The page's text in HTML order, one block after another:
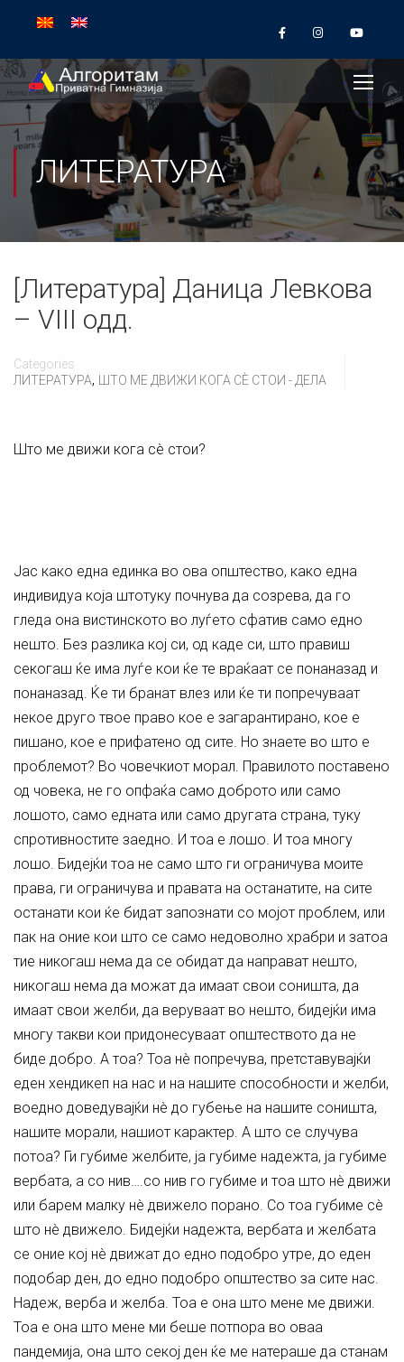
ЛИТЕРАТУРА
[Литература] Даница Левкова
– VIII одд.
Categories
ЛИТЕРАТУРА, ШТО МЕ ДВИЖИ КОГА СÈ СТОИ - ДЕЛА
Што ме движи кога сè стои?
Јас како една единка во ова општество, како една
индивидуа која штотуку почнува да созрева, да го
гледа она вистинското во луѓето сфатив само едно
нешто. Без разлика кој си, од каде си, што правиш
секогаш ќе има луѓе кои ќе те враќаат се понаназад и
понаназад. Ќе ти бранат влез или ќе ти попречуваат
некое друго твое право кое е загарантирано, кое е
пишано, кое е прифатено од сите. Но знаете во што е
проблемот? Во човечкиот морал. Правилото поставено
од човека, не го опфаќа само доброто или само
лошото, само едната или само другата страна, туку
спротивностите заедно. И тоа е лошо. И тоа многу
лошо. Бидејќи тоа не само што ги ограничува моите
права, ги ограничува и правата на останатите, на сите
останати кои ќе бидат запознати со мојот проблем, или
пак на оние кои што се само недоволно храбри и затоа
тие никогаш нема да се обидат да направат нешто,
никогаш нема да можат да имаат свои соништа, да
имаат свои желби, да веруваат во нешто, бидејќи има
многу такви кои придонесуваат општеството да не
биде добро. А тоа? Тоа нè попречува, претставувајќи
еден хендикеп на нас и на нашите способности и желби,
воедно доведувајќи нè до губење на нашите соништа,
нашите морали, нашиот карактер. А што се случува
потоа? Ги губиме желбите, ја губиме надежта, ја губиме
вербата, а со нив….со нив го губиме и тоа што нè движи
или барем малку нè движело порано. Со тоа губиме сè
што нè движело. Бидејќи надежта, вербата и желбата
се оние кој нè движат до едно подобро утре, до еден
подобар ден, до едно подобро општество за сите нас.
Надеж, верба и желба. Тоа е она што мене ме движи.
Тоа е она што мене ми беше потпора во оваа
пандемија, она што секој ден ќе ме натераше да станам